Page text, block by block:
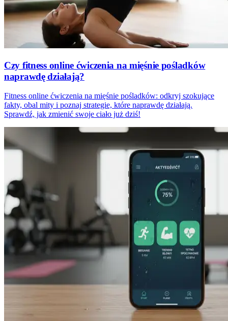
Czy fitness online ćwiczenia na mięśnie pośladków
naprawdę działają?
Fitness online ćwiczenia na mięśnie pośladków: odkryj szokujące
fakty, obal mity i poznaj strategie, które naprawdę działają.
Sprawdź, jak zmienić swoje ciało już dziś!